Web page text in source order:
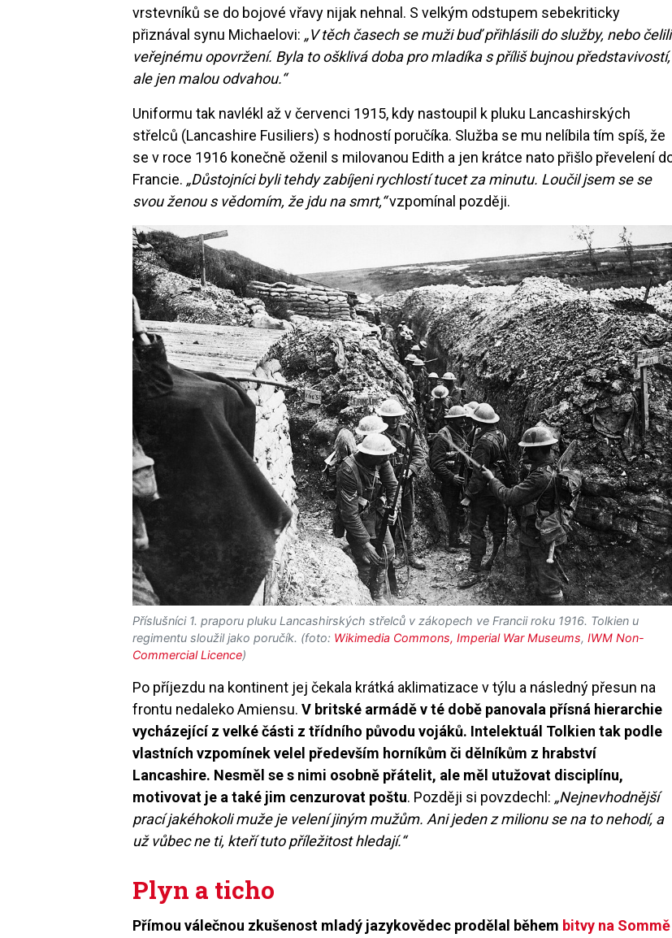
vrstevníků se do bojové vřavy nijak nehnal. S velkým odstupem sebekriticky
přiznával synu Michaelovi: „V těch časech se muži buď přihlásili do služby, nebo čelili
veřejnému opovržení. Byla to ošklivá doba pro mladíka s příliš bujnou představivostí,
ale jen malou odvahou.“
Uniformu tak navlékl až v červenci 1915, kdy nastoupil k pluku Lancashirských
střelců (Lancashire Fusiliers) s hodností poručíka. Služba se mu nelíbila tím spíš, že
se v roce 1916 konečně oženil s milovanou Edith a jen krátce nato přišlo převelení
Francie. „Důstojníci byli tehdy zabíjeni rychlostí tucet za minutu. Loučil jsem se se
svou ženou s vědomím, že jdu na smrt,“vzpomínal později.
Příslušníci 1. praporu pluku Lancashirských střelců v zákopech ve Francii roku 1916. Tolkien u
regimentu sloužil jako poručík. (foto: Wikimedia Commons, Imperial War Museums,IWM Non-
Commercial Licence)
Po příjezdu na kontinent jej čekala krátká aklimatizace v týlu a následný přesun na
frontu nedaleko Amiensu.V britské armádě v té době panovala přísná hierarchie
vycházející z velké části z třídního původu vojáků. Intelektuál Tolkien tak podle
vlastních vzpomínek velel především horníkům či dělníkům z hrabství
Lancashire. Nesměl se s nimi osobně přátelit, ale měl utužovat disciplínu,
motivovat je a také jim cenzurovat poštu. Později si povzdechl: „Nejnevhodnější
prací jakéhokoli muže je velení jiným mužům. Ani jeden z milionu se na to nehodí, a
už vůbec ne ti, kteří tuto příležitost hledají.“
Plyn a ticho
Přímou válečnou zkušenost mladý jazykovědec prodělal během bitvy na Sommě